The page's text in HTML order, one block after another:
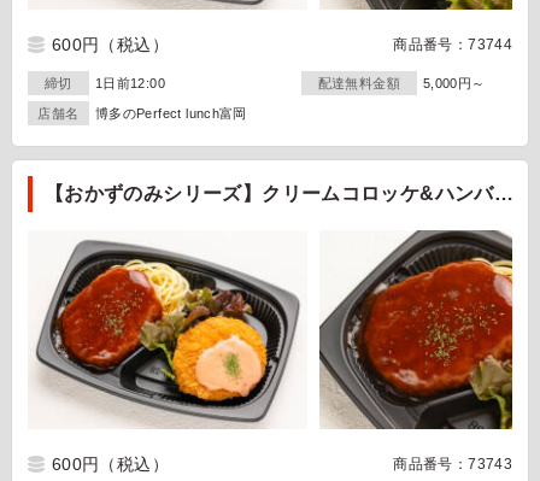
600円 （税込） 商品番号：73744
締切 1日前12:00 配達無料金額 5,000円～
店舗名 博多のPerfect lunch富岡
【おかずのみシリーズ】クリームコロッケ&ハンバ
600円 （税込） 商品番号：73743